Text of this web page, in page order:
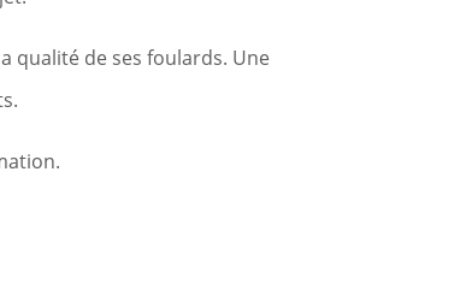
qualité de ses foulards. Une